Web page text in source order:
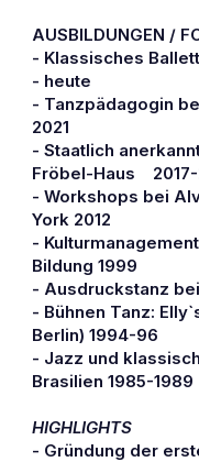
AUSBILDUNGEN /
- Klassisches
- heute
- Tanzpädagogin
2021
- Staatlich
Fröbel-Haus
- Workshops bei
York 2012
-
Bildung 1999
- Ausdruckstanz
- Bühnen Tanz:
Berlin) 1994-96
- Jazz und
Brasilien 1985-1989
HIGHLIGHTS
- Gründung der